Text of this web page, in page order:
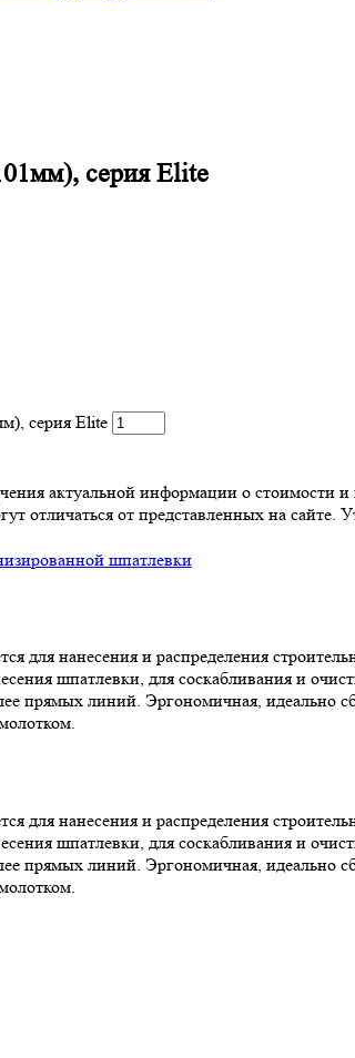
серия Elite
серия Elite
актуальной информации о стоимости
отличаться от представленных на
шпатлевки
нанесения и распределения
шпатлевки, для соскабливания и
прямых линий. Эргономичная, идеально
нанесения и распределения
шпатлевки, для соскабливания и
прямых линий. Эргономичная, идеально